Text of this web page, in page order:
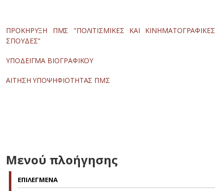
ΠΡΟΚΗΡΥΞΗ ΠΜΣ "ΠΟΛΙΤΙΣΜΙΚΕΣ ΚΑΙ ΚΙΝΗΜΑΤΟΓΡΑΦΙΚΕΣ
ΣΠΟΥΔΕΣ"
ΥΠΟΔΕΙΓΜΑ ΒΙΟΓΡΑΦΙΚΟΥ
ΑΙΤΗΣΗ ΥΠΟΨΗΦΙΟΤΗΤΑΣ ΠΜΣ
Μενού πλοήγησης
ΕΠΙΛΕΓΜΕΝΑ